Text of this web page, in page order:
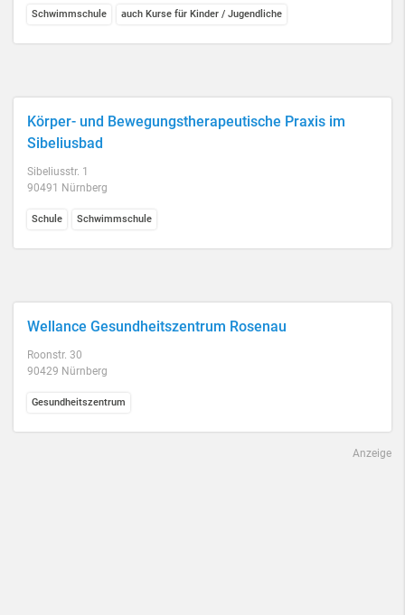
Schwimmschule auch Kurse für Kinder / Jugendliche
Körper- und Bewegungstherapeutische Praxis im
Sibeliusbad
Sibeliusstr. 1
90491 Nürnberg
Schule Schwimmschule
Wellance Gesundheitszentrum Rosenau
Roonstr. 30
90429 Nürnberg
Gesundheitszentrum
Anzeige